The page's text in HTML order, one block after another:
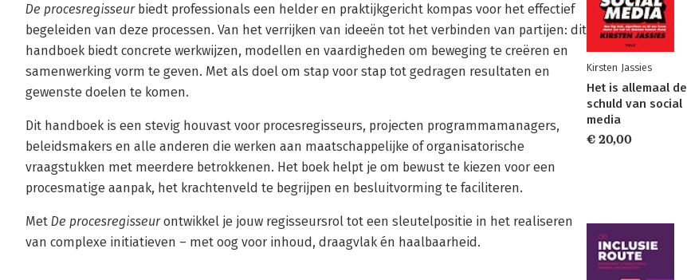
De procesregisseurbiedt professionals een helder en praktijkgericht kompas voor het effectief
begeleiden van deze processen. Van het verrijken van ideeën tot het verbinden van partijen: dit
handboek biedt concrete werkwijzen, modellen en vaardigheden om beweging te creëren en
samenwerking vorm te geven. Met als doel om stap voor stap tot gedragen resultaten en
gewenste doelen te komen.
Dit handboek is een stevig houvast voor procesregisseurs, projecten programmamanagers,
beleidsmakers en alle anderen die werken aan maatschappelijke of organisatorische
vraagstukken met meerdere betrokkenen. Het boek helpt je om bewust te kiezen voor een
procesmatige aanpak, het krachtenveld te begrijpen en besluitvorming te faciliteren.
Met De procesregisseurontwikkel je jouw regisseursrol tot een sleutelpositie in het realiseren
van complexe initiatieven – met oog voor inhoud, draagvlak én haalbaarheid.
Kirsten Jassies
Het is allemaal de
schuld van social
media
€ 20,00